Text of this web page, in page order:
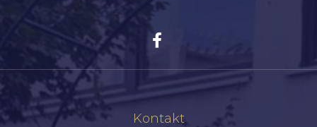
Kontakt